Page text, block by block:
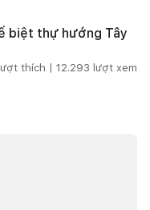
biệt thự hướng Tây
lượt thích | 12.293 lượt xem